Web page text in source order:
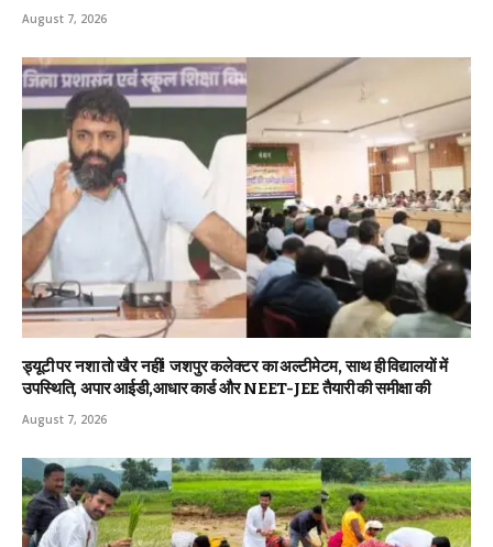
August 7, 2026
ड्यूटी पर नशा तो खैर नहीं! जशपुर कलेक्टर का अल्टीमेटम, साथ ही विद्यालयों में
उपस्थिति, अपार आईडी,आधार कार्ड और NEET-JEE तैयारी की समीक्षा की
August 7, 2026